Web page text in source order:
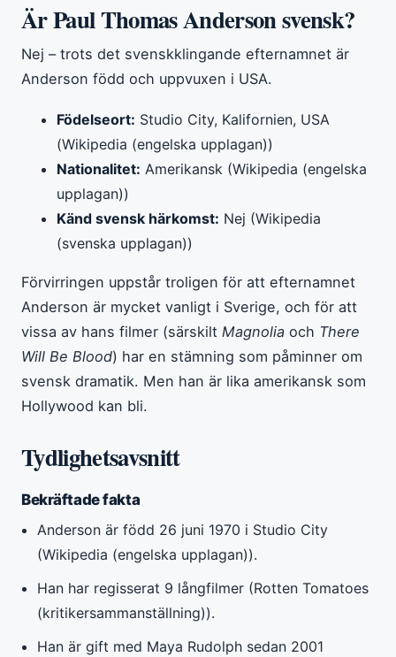
Är Paul Thomas Anderson svensk?
Nej – trots det svenskklingande efternamnet är
Anderson född och uppvuxen i USA.
Födelseort: Studio City, Kalifornien, USA
(Wikipedia (engelska upplagan))
Nationalitet: Amerikansk (Wikipedia (engelska
upplagan))
Känd svensk härkomst: Nej (Wikipedia
(svenska upplagan))
Förvirringen uppstår troligen för att efternamnet
Anderson är mycket vanligt i Sverige, och för att
vissa av hans filmer (särskilt Magnolia och There
Will Be Blood) har en stämning som påminner om
svensk dramatik. Men han är lika amerikansk som
Hollywood kan bli.
Tydlighetsavsnitt
Bekräftade fakta
Anderson är född 26 juni 1970 i Studio City
(Wikipedia (engelska upplagan)).
Han har regisserat 9 långfilmer (Rotten Tomatoes
(kritikersammanställning)).
Han är gift med Maya Rudolph sedan 2001